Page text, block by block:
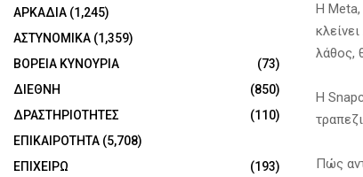
Η Meta,
λάθος,
Η
Πώς
ΑΡΚΑΔΙΑ (1,245)
ΑΣΤΥΝΟΜΙΚΑ (1,359)
ΒΟΡΕΙΑ ΚΥΝΟΥΡΙΑ
(73)
ΔΙΕΘΝΗ
(850)
ΔΡΑΣΤΗΡΙΟΤΗΤΕΣ
(110)
ΕΠΙΚΑΙΡΟΤΗΤΑ (5,708)
ΕΠΙΧΕΙΡΩ
(193)